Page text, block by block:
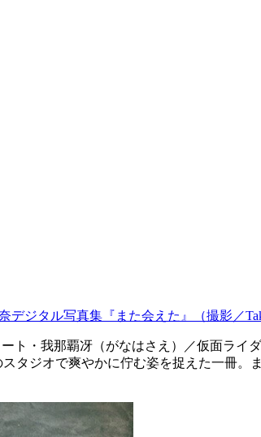
デジタル写真集『また会えた』（撮影／
ト・我那覇冴（がなはさえ）／仮面ラ
タジオで爽やかに佇む姿を捉えた一冊